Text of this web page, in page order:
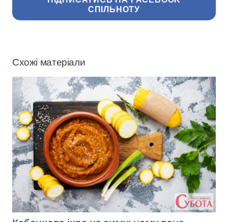
СПІЛЬНОТУ
Схожі матеріали